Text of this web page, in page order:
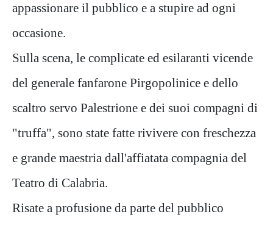
appassionare il pubblico e a stupire ad ogni
occasione.
Sulla scena, le complicate ed esilaranti vicende
del generale fanfarone Pirgopolinice e dello
scaltro servo Palestrione e dei suoi compagni di
"truffa", sono state fatte rivivere con freschezza
e grande maestria dall'affiatata compagnia del
Teatro di Calabria.
Risate a profusione da parte del pubblico